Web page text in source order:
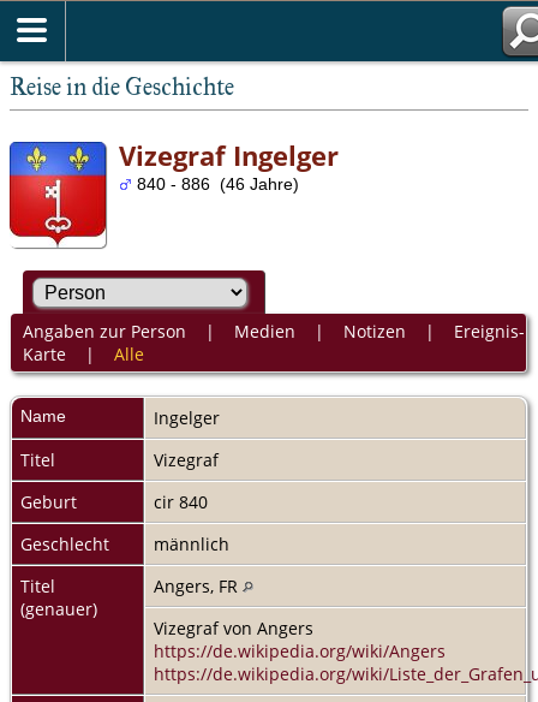
Reise in die Geschichte
Vizegraf Ingelger
840 - 886 (46 Jahre)
Angaben zur Person | Medien | Notizen | Ereignis-
Karte| Alle
Name
Ingelger
Titel
Vizegraf
Geburt
cir 840
Geschlecht
männlich
Titel
(genauer)
Angers, FR
Vizegraf von Angers
https://de.wikipedia.org/wiki/Angers
https://de.wikipedia.org/wiki/